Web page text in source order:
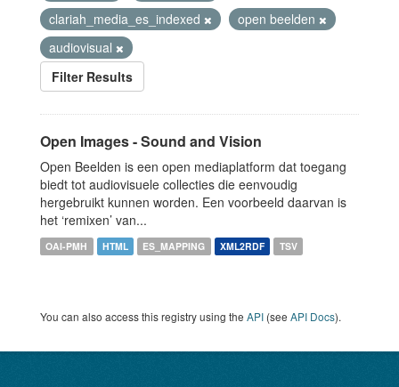
clariah_media_es_indexed
open beelden
audiovisual
Filter Results
Open Images - Sound and Vision
Open Beelden is een open mediaplatform dat toegang
biedt tot audiovisuele collecties die eenvoudig
hergebruikt kunnen worden. Een voorbeeld daarvan is
het ‘remixen’ van...
OAI-PMH HTML ES_MAPPING XML2RDF TSV
You can also access this registry using the API (see API Docs).